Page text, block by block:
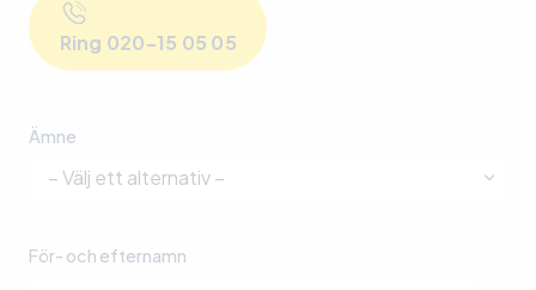
Ring 020-15 05 05
Ämne
För- och efternamn